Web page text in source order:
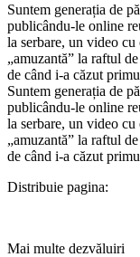
Suntem generația de
publicându-le online
la serbare, un video
„amuzantă” la raftul
de când i-a căzut
Suntem generația de
publicându-le online
la serbare, un video
„amuzantă” la raftul
de când i-a căzut
Distribuie pagina:
Mai multe dezvăluiri